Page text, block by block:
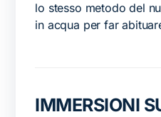
lo stesso metodo del
in acqua per far
IMMERSIONI